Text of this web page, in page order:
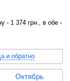
- 1 374 грн ., в обе -
и обратно
Октябрь